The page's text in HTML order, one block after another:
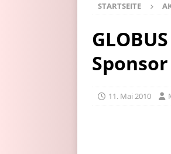
STARTSEITE
11. Mai 2010